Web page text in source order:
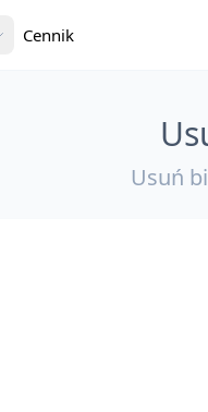
Cennik
Usuń